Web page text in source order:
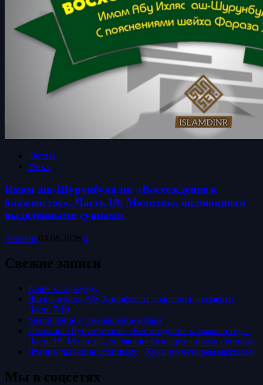
Фетвы
Фикх
Имам аш-Шурунбулали: «Восхождение к
блаженству». Часть 19: Молитвы, являющиеся
выделенными суннами
islamkbr 03.08.2026 0
Свежие записи
Ключ к таджуиду
Жизнь имама Абу Ханифы: от рождения до смерти.
Часть 7/10
Увеличение и уменьшение имана
Имам аш-Шурунбулали: «Восхождение к блаженству».
Часть 19: Молитвы, являющиеся выделенными суннами
Чтение талькина усопшему | Хукм по четырем мазхабам
Мы в соцсетях